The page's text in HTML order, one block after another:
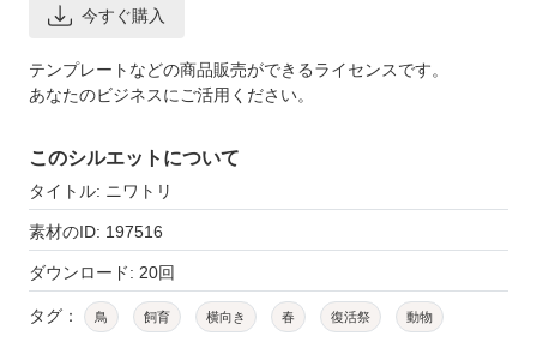
今すぐ購入
テンプレートなどの商品販売ができるライセンスです。
あなたのビジネスにご活用ください。
このシルエットについて
タイトル: ニワトリ
素材のID: 197516
ダウンロード: 20回
タグ： 鳥 飼育 横向き 春 復活祭 動物